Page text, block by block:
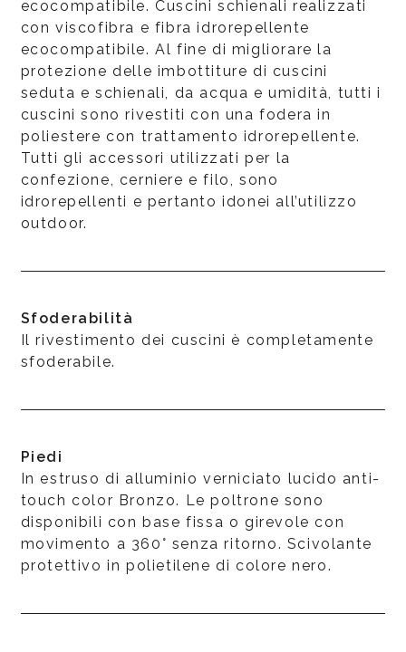
ecocompatibile. Cuscini schienali realizzati
con viscofibra e fibra idrorepellente
ecocompatibile. Al fine di migliorare la
protezione delle imbottiture di cuscini
seduta e schienali, da acqua e umidità, tutti i
cuscini sono rivestiti con una fodera in
poliestere con trattamento idrorepellente.
Tutti gli accessori utilizzati per la
confezione, cerniere e filo, sono
idrorepellenti e pertanto idonei all’utilizzo
outdoor.
Sfoderabilità
Il rivestimento dei cuscini è completamente
sfoderabile.
Piedi
In estruso di alluminio verniciato lucido anti-
touch color Bronzo. Le poltrone sono
disponibili con base fissa o girevole con
movimento a 360° senza ritorno. Scivolante
protettivo in polietilene di colore nero.